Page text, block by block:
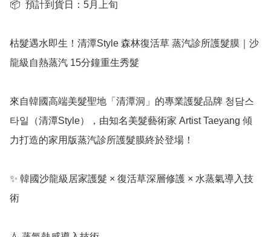
📦  預計到貨日：5月上旬
枯髮遇水即生！清潭Style 森林復活草 蒸汽診所護髮膜｜沙
龍級自熱蒸汽 15分鐘重生秀髮
來自韓國高端美髮聖地「清潭洞」的專業護髮品牌 청담스
타일（清潭Style），由知名美髮藝術家 Artist Taeyang 傾
力打造的家用版蒸汽診所護髮膜終於登場！
✨ 韓國沙龍級居家護髮 × 復活草深層修護 × 水蒸氣導入技
術